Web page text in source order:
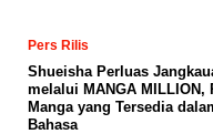
Pers Rilis
Shueisha Perluas
melalui MANGA MILLION,
Manga yang Tersedia
Bahasa